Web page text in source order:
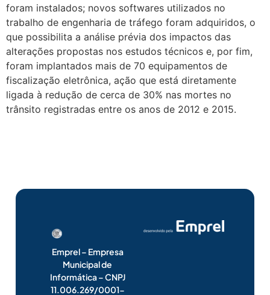
foram instalados; novos softwares utilizados no
trabalho de engenharia de tráfego foram adquiridos, o
que possibilita a análise prévia dos impactos das
alterações propostas nos estudos técnicos e, por fim,
foram implantados mais de 70 equipamentos de
fiscalização eletrônica, ação que está diretamente
ligada à redução de cerca de 30% nas mortes no
trânsito registradas entre os anos de 2012 e 2015.
Emprel – Empresa
Municipal de
Informática – CNPJ
11.006.269/0001-